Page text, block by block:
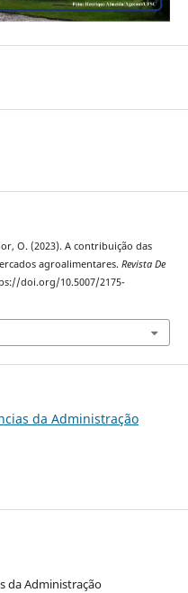
O. (2023). A contribuição das
agroalimentares. Revista De
doi.org/10.5007/2175-
da Administração
da Administração